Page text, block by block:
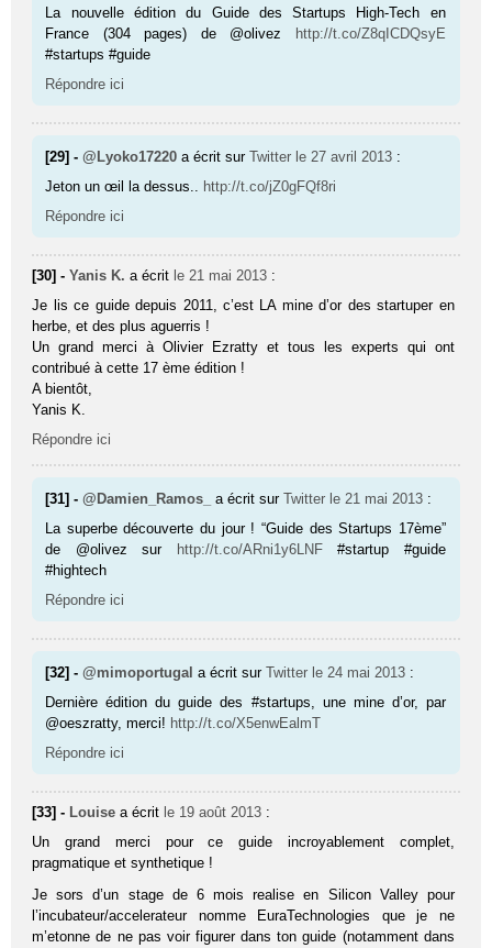
La nou­velle édition du Guide des Star­tups High-Tech en
France (304 pages) de @olivez
http://t.co/Z8qICDQsyE
#startups #guide
Répondre ici
[29] -@Lyoko17220 a écrit surTwitter le 27 avril 2013 :
Jeton un œil la dessus.. http://t.co/jZ0gFQf8ri
Répondre ici
[30] -Yanis K. a écrit le 21 mai 2013 :
Je lis ce guide depuis 2011, c’est LA mine d’or des startuper en
herbe, et des plus aguerris !
Un grand merci à Olivier Ezratty et tous les experts qui ont
contribué à cette 17 ème édition !
A bientôt,
Yanis K.
Répondre ici
[31] -@Damien_Ramos_ a écrit surTwitter le 21 mai 2013 :
La superbe découverte du jour ! “Guide des Startups 17ème”
de @olivez sur
http://t.co/ARni1y6LNF#startup #guide
#hightech
Répondre ici
[32] -@mimoportugal a écrit surTwitter le 24 mai 2013 :
Dernière édition du guide des #star­tups, une mine d’or, par
@oeszratty, merci! http://t.co/X5enwEalmT
Répondre ici
[33] - Louise a écrit le 19 août 2013 :
Un grand merci pour ce guide incroyablement complet,
pragmatique et synthetique !
Je sors d’un stage de 6 mois realise en Silicon Valley pour
l’incubateur/accelerateur nomme EuraTechnologies que je ne
m’etonne de ne pas voir figurer dans ton guide (notamment dans